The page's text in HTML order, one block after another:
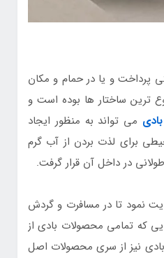
پرداخت و یا در حمام و مکان
ترین ساختار ها بوده است و
می تواند به منظور ایجاد
برای لذت بردن از آب گرم
در داخل آن قرار گرفت.
نمود تا در مسافرت و گردش
که تمامی محصولات بادی از
بادی نیز از سری محصولات اصل